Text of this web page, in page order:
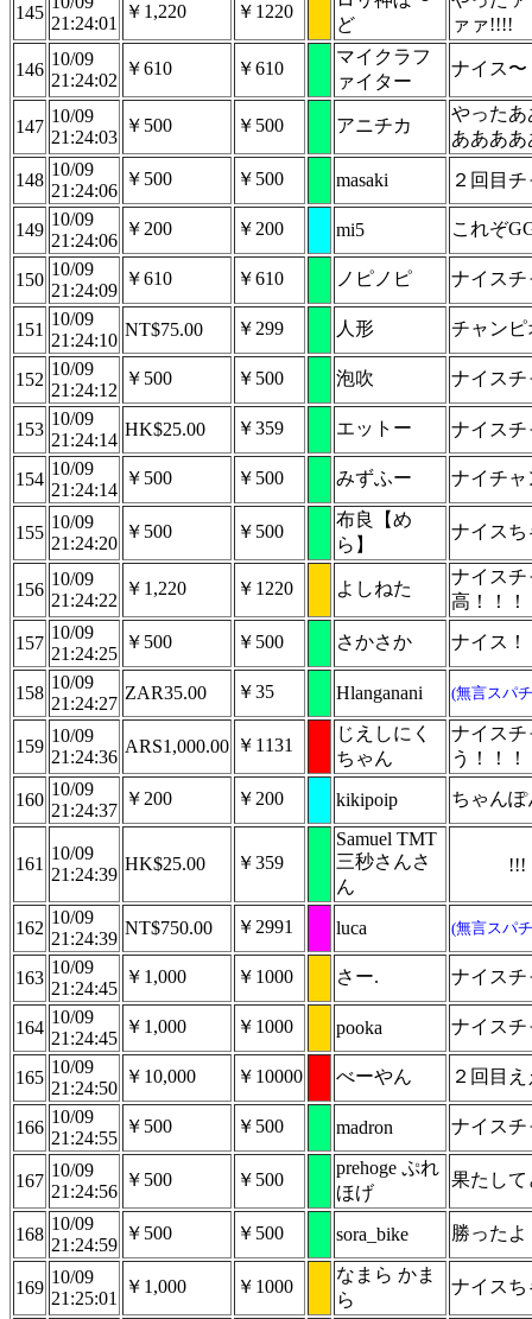
145
21:24:01
￥1,220 ￥1220
ど
ァァ!!!!
146
10/09
21:24:02
￥610 ￥610
マイクラフ
ァイター
ナイス〜
147
10/09
21:24:03
￥500 ￥500 アニチカ
やったあ
ああああ
148
10/09
21:24:06
￥500 ￥500 masaki ２回目
149
10/09
21:24:06
￥200 ￥200 mi5 これぞ
150
10/09
21:24:09
￥610 ￥610 ノピノピ ナイスチ
151
10/09
21:24:10
NT$75.00 ￥299 人形 チャンピ
152
10/09
21:24:12
￥500 ￥500 泡吹 ナイスチ
153
10/09
21:24:14
HK$25.00 ￥359 エットー ナイス
154
10/09
21:24:14
￥500 ￥500 みずふー ナイチャ
155
10/09
21:24:20
￥500 ￥500
布良【め
ら】
ナイスち
156
10/09
21:24:22
￥1,220 ￥1220 よしねた
ナイスチ
高！！！
157
10/09
21:24:25
￥500 ￥500 さかさか ナイス！
158
10/09
21:24:27
ZAR35.00 ￥35 Hlanganani (無言スパ
159
10/09
21:24:36
ARS1,000.00 ￥1131
じえしにく
ちゃん
ナイスチ
う！！
160
10/09
21:24:37
￥200 ￥200 kikipoip ちゃん
161
10/09
21:24:39
HK$25.00 ￥359
Samuel TMT
三秒さんさ
ん
!!!
162
10/09
21:24:39
NT$750.00 ￥2991 luca (無言スパ
163
10/09
21:24:45
￥1,000 ￥1000 さー. ナイスチ
164
10/09
21:24:45
￥1,000 ￥1000 pooka ナイスチ
165
10/09
21:24:50
￥10,000 ￥10000 べーやん ２回目
166
10/09
21:24:55
￥500 ￥500 madron ナイスチ
167
10/09
21:24:56
￥500 ￥500
prehoge ぷれ
ほげ
果たし
168
10/09
21:24:59
￥500 ￥500 sora_bike 勝ったよ
169
10/09
21:25:01
￥1,000 ￥1000
なまら かま
ら
ナイスち